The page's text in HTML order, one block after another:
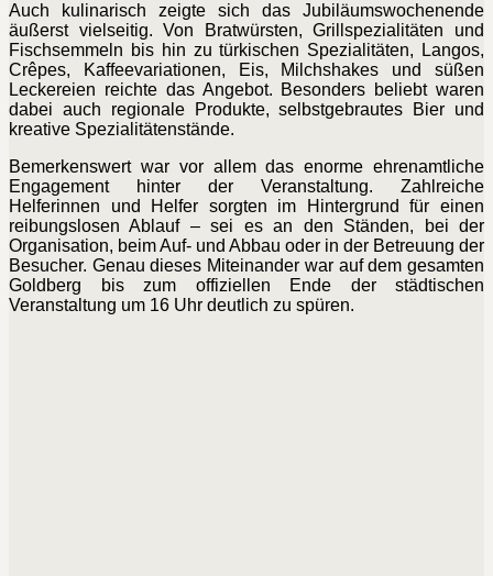
Auch kulinarisch zeigte sich das Jubiläumswochenende
äußerst vielseitig. Von Bratwürsten, Grillspezialitäten und
Fischsemmeln bis hin zu türkischen Spezialitäten, Langos,
Crêpes, Kaffeevariationen, Eis, Milchshakes und süßen
Leckereien reichte das Angebot. Besonders beliebt waren
dabei auch regionale Produkte, selbstgebrautes Bier und
kreative Spezialitätenstände.
Bemerkenswert war vor allem das enorme ehrenamtliche
Engagement hinter der Veranstaltung. Zahlreiche
Helferinnen und Helfer sorgten im Hintergrund für einen
reibungslosen Ablauf – sei es an den Ständen, bei der
Organisation, beim Auf- und Abbau oder in der Betreuung der
Besucher. Genau dieses Miteinander war auf dem gesamten
Goldberg bis zum offiziellen Ende der städtischen
Veranstaltung um 16 Uhr deutlich zu spüren.